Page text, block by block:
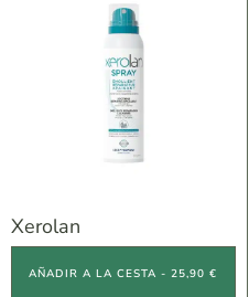
Xerolan
AÑADIR A LA CESTA - 25,90 €